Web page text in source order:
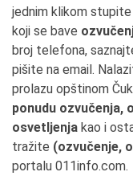
jednim klikom
koji se bave
broj telefona,
pišite na email.
prolazu opštinom
ponudu ozvučenja,
osvetljenja kao i
tražite (ozvučenje,
portalu 011info.com.